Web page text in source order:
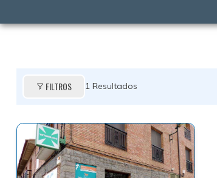
FILTROS 1 Resultados